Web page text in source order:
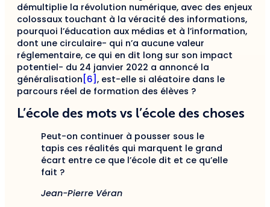
démultiplie la révolution numérique, avec des enjeux
colossaux touchant à la véracité des informations,
pourquoi l’éducation aux médias et à l’information,
dont une circulaire- qui n’a aucune valeur
réglementaire, ce qui en dit long sur son impact
potentiel- du 24 janvier 2022 a annoncé la
généralisation [6] , est-elle si aléatoire dans le
parcours réel de formation des élèves ?
L’école des mots vs l’école des choses
Peut-on continuer à pousser sous le
tapis ces réalités qui marquent le grand
écart entre ce que l’école dit et ce qu’elle
fait ?
Jean-Pierre Véran